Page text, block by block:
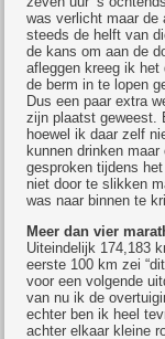
was verlicht maar de
steeds de helft van
de kans om aan de
afleggen kreeg ik
de berm in te lopen
Dus een paar extra
zijn plaatst geweest.
hoewel ik daar zelf
kunnen drinken
gesproken tijdens
niet door te slikken
was naar binnen te
Meer dan vier
Uiteindelijk 174,183
eerste 100 km zei
voor een volgende
van nu ik de
echter ben ik heel
achter elkaar kleine